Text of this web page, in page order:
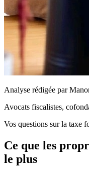
Analyse rédigée par
Avocats fiscalistes,
Vos questions sur la taxe
Ce que les
le plus